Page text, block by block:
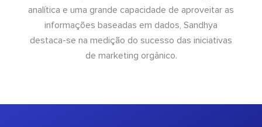
analítica e uma grande capacidade de aproveitar as
informações baseadas em dados, Sandhya
destaca-se na medição do sucesso das iniciativas
de marketing orgânico.